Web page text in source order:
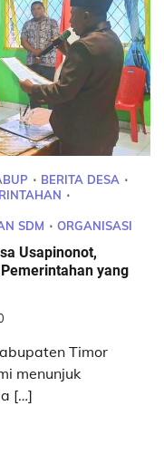
BERITA DESA
SDM
ORGANISASI
Usapinonot,
yang
Timor
menunjuk
[…]